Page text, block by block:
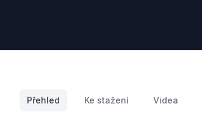
Přehled Ke stažení Videa